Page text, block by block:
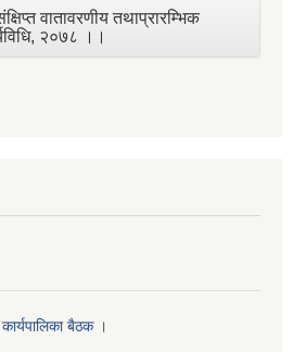
वातावरणीय तथाप्रारम्भिक
२०७८ ।।
बैठक ।